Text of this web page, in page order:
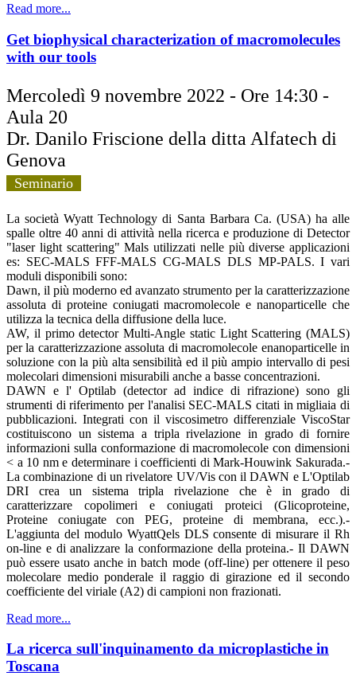
Read more...
Get biophysical characterization of macromolecules
with our tools
Mercoledì 9 novembre 2022 - Ore 14:30 -
Aula 20
Dr. Danilo Friscione della ditta Alfatech di
Genova
Seminario
La società Wyatt Technology di Santa Barbara Ca. (USA) ha alle
spalle oltre 40 anni di attività nella ricerca e produzione di Detector
"laser light scattering" Mals utilizzati nelle più diverse applicazioni
es: SEC-MALS FFF-MALS CG-MALS DLS MP-PALS. I vari
moduli disponibili sono:
Dawn, il più moderno ed avanzato strumento per la caratterizzazione
assoluta di proteine coniugati macromolecole e nanoparticelle che
utilizza la tecnica della diffusione della luce.
AW, il primo detector Multi-Angle static Light Scattering (MALS)
per la caratterizzazione assoluta di macromolecole enanoparticelle in
soluzione con la più alta sensibilità ed il più ampio intervallo di pesi
molecolari dimensioni misurabili anche a basse concentrazioni.
DAWN e l' Optilab (detector ad indice di rifrazione) sono gli
strumenti di riferimento per l'analisi SEC-MALS citati in migliaia di
pubblicazioni. Integrati con il viscosimetro differenziale ViscoStar
costituiscono un sistema a tripla rivelazione in grado di fornire
informazioni sulla conformazione di macromolecole con dimensioni
< a 10 nm e determinare i coefficienti di Mark-Houwink Sakurada.-
La combinazione di un rivelatore UV/Vis con il DAWN e L'Optilab
DRI crea un sistema tripla rivelazione che è in grado di
caratterizzare copolimeri e coniugati proteici (Glicoproteine,
Proteine coniugate con PEG, proteine di membrana, ecc.).-
L'aggiunta del modulo WyattQels DLS consente di misurare il Rh
on-line e di analizzare la conformazione della proteina.- Il DAWN
può essere usato anche in batch mode (off-line) per ottenere il peso
molecolare medio ponderale il raggio di girazione ed il secondo
coefficiente del viriale (A2) di campioni non frazionati.
Read more...
La ricerca sull'inquinamento da microplastiche in
Toscana